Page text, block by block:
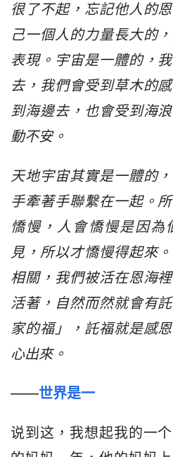
很了不起，忘記他人的
己一個人的力量長大的
表現。宇宙是一體的，
去，我們會受到草木的
到海邊去，也會受到海
動不安。
天地宇宙其實是一體的
手牽著手聯繫在一起。
憍慢，人會憍慢是因為
見，所以才憍慢得起來
相關，我們被活在恩海
活著，自然而然就會有
家的福」，託福就是感
心出來。
——世界是一
说到这，我想起我的一